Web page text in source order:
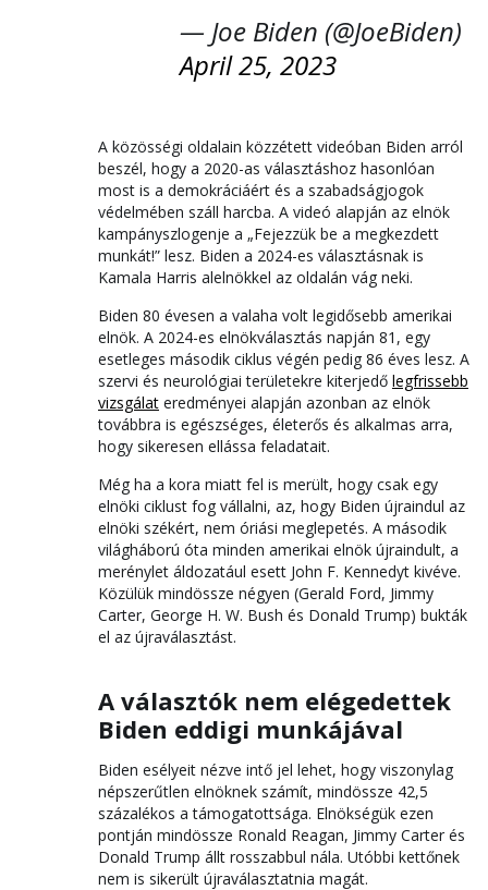
— Joe Biden (@JoeBiden)
April 25, 2023
A közösségi oldalain közzétett videóban Biden arról
beszél, hogy a 2020-as választáshoz hasonlóan
most is a demokráciáért és a szabadságjogok
védelmében száll harcba. A videó alapján az elnök
kampányszlogenje a „Fejezzük be a megkezdett
munkát!” lesz. Biden a 2024-es választásnak is
Kamala Harris alelnökkel az oldalán vág neki.
Biden 80 évesen a valaha volt legidősebb amerikai
elnök. A 2024-es elnökválasztás napján 81, egy
esetleges második ciklus végén pedig 86 éves lesz. A
szervi és neurológiai területekre kiterjedő legfrissebb
vizsgálat eredményei alapján azonban az elnök
továbbra is egészséges, életerős és alkalmas arra,
hogy sikeresen ellássa feladatait.
Még ha a kora miatt fel is merült, hogy csak egy
elnöki ciklust fog vállalni, az, hogy Biden újraindul az
elnöki székért, nem óriási meglepetés. A második
világháború óta minden amerikai elnök újraindult, a
merénylet áldozatául esett John F. Kennedyt kivéve.
Közülük mindössze négyen (Gerald Ford, Jimmy
Carter, George H. W. Bush és Donald Trump) bukták
el az újraválasztást.
A választók nem elégedettek
Biden eddigi munkájával
Biden esélyeit nézve intő jel lehet, hogy viszonylag
népszerűtlen elnöknek számít, mindössze 42,5
százalékos a támogatottsága. Elnökségük ezen
pontján mindössze Ronald Reagan, Jimmy Carter és
Donald Trump állt rosszabbul nála. Utóbbi kettőnek
nem is sikerült újraválasztatnia magát.